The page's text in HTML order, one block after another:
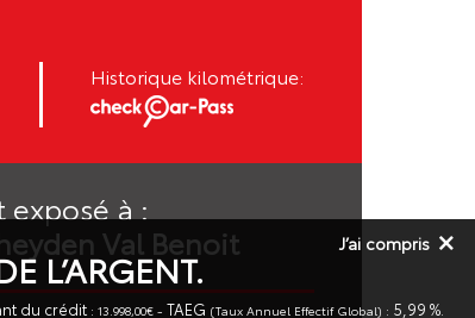
Historique kilométrique:
exposé à :
Val Benoit
J’ai compris
L’ARGENT.
du crédit : 13.998,00€ - TAEG (Taux Annuel Effectif Global) : 5,99 %